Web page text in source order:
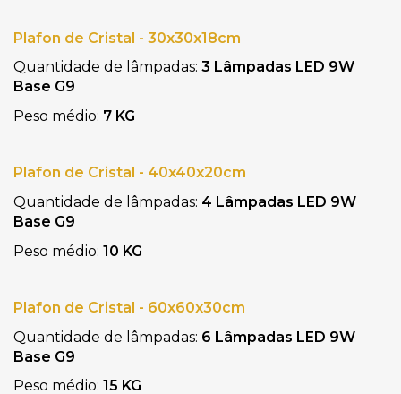
Plafon de Cristal - 30x30x18cm
Quantidade de lâmpadas: 3 Lâmpadas LED 9W
Base G9
Peso médio: 7 KG
Plafon de Cristal - 40x40x20cm
Quantidade de lâmpadas: 4 Lâmpadas LED 9W
Base G9
Peso médio: 10 KG
Plafon de Cristal - 60x60x30cm
Quantidade de lâmpadas: 6 Lâmpadas LED 9W
Base G9
Peso médio: 15 KG